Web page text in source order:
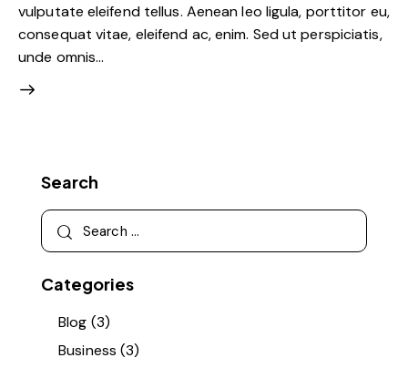
vulputate eleifend tellus. Aenean leo ligula, porttitor eu,
consequat vitae, eleifend ac, enim. Sed ut perspiciatis,
unde omnis…
Search
Search
for:
Categories
Blog (3)
Business (3)